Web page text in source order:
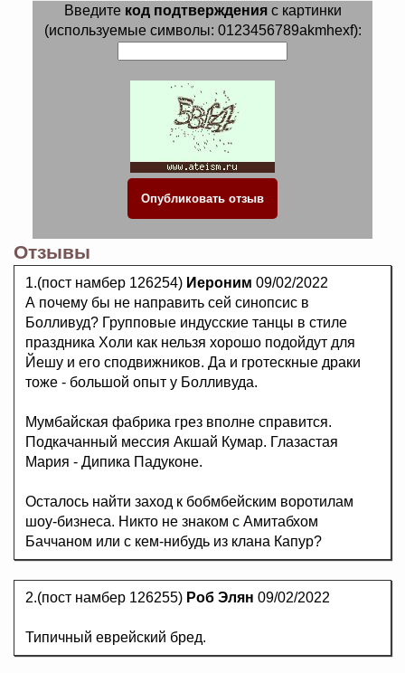
Введите код подтвержденияс картинки
(используемые символы: 0123456789akmhexf):
Отзывы
1.(пост намбер 126254) Иероним 09/02/2022
А почему бы не направить сей синопсис в
Болливуд? Групповые индусские танцы в стиле
праздника Холи как нельзя хорошо подойдут для
Йешу и его сподвижников. Да и гротескные драки
тоже - большой опыт у Болливуда.
Мумбайская фабрика грез вполне справится.
Подкачанный мессия Акшай Кумар. Глазастая
Мария - Дипика Падуконе.
Осталось найти заход к бобмбейским воротилам
шоу-бизнеса. Никто не знаком с Амитабхом
Баччаном или с кем-нибудь из клана Капур?
2.(пост намбер 126255) Роб Элян 09/02/2022
Типичный еврейский бред.